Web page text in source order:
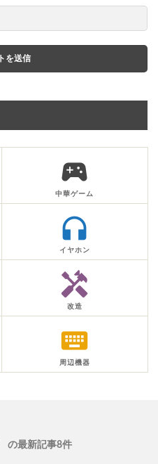
sports_esports
中華ゲーム
headphones
イヤホン
handyman
改造
keyboard
周辺機器
の最新記事8件